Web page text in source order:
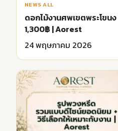
NEWS ALL
ดอกไม้งานศพเขตพระโขน
1,300฿ | Aorest
24 พฤษภาคม 2026